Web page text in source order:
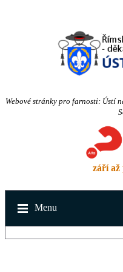
Webové stránky pro farnosti: Ústí
září až
Menu